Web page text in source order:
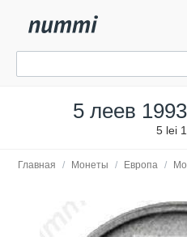
5 леев
5 lei
Главная / Монеты / Европа /